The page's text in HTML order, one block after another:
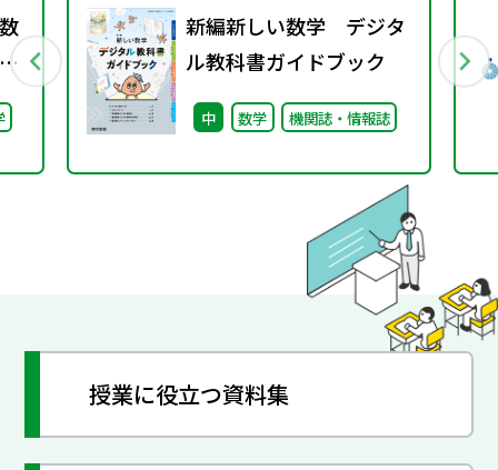
新編新しい数学 デジタ
ル教科書ガイドブック
中 数学 機関誌・情報誌
授業に役立つ資料集